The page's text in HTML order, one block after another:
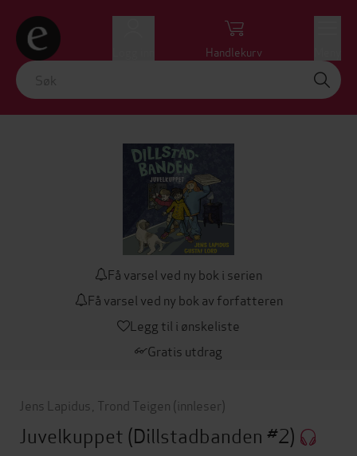
Handlekurv
Få varsel ved ny bok i serien
Få varsel ved ny bok av forfatteren
Legg til i ønskeliste
Gratis utdrag
Jens Lapidus Trond Teigen (innleser)
Juvelkuppet (Dillstadbanden #2)